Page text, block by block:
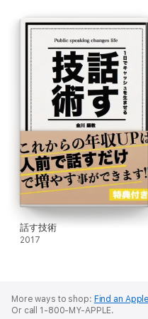
政府主導の「働き方改革」や
んの「月収14万円」発言、ど
まとわりついてきます。
あなたが、現状に満足できて
れます。
・こんなに仕事しているのに
・「老後2000万円問題」があ
裕がない
・子供の教育費がかかるから
・もっといろんなことにチャ
話す技術
2017
More ways to shop: Find an
Or call 1-800-MY-APPLE.